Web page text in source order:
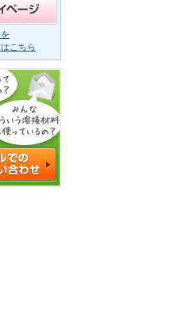
こちら